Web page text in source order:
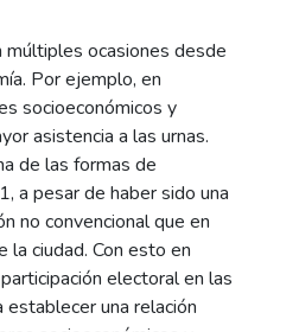
ocasiones desde
Por ejemplo, en
socioeconómicos y
asistencia a las urnas.
de las formas de
a pesar de haber sido una
no convencional que en
la ciudad. Con esto en
electoral en las
una relación